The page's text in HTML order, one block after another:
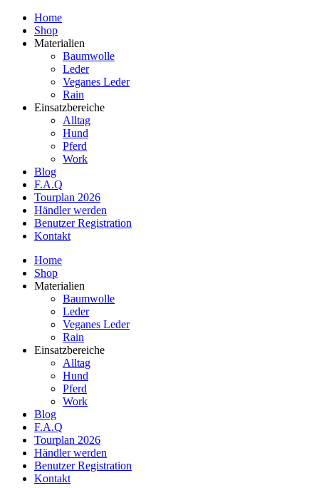
Home
Shop
Materialien
Baumwolle
Leder
Veganes Leder
Rain
Einsatzbereiche
Alltag
Hund
Pferd
Work
Blog
F.A.Q
Tourplan 2026
Händler werden
Benutzer Registration
Kontakt
Home
Shop
Materialien
Baumwolle
Leder
Veganes Leder
Rain
Einsatzbereiche
Alltag
Hund
Pferd
Work
Blog
F.A.Q
Tourplan 2026
Händler werden
Benutzer Registration
Kontakt